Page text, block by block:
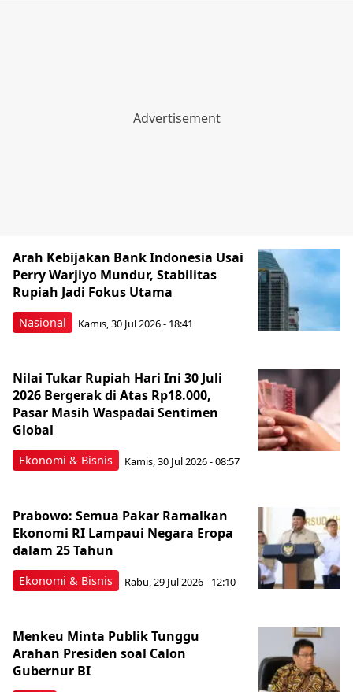
Nasional
Arah Kebijakan Bank Indonesia Usai
Perry Warjiyo Mundur, Stabilitas
Rupiah Jadi Fokus Utama
Kamis, 30 Jul 2026 - 18:41
Ekonomi & Bisnis
Nilai Tukar Rupiah Hari Ini 30 Juli
2026 Bergerak di Atas Rp18.000,
Pasar Masih Waspadai Sentimen
Global
Kamis, 30 Jul 2026 - 08:57
Ekonomi & Bisnis
Prabowo: Semua Pakar Ramalkan
Ekonomi RI Lampaui Negara Eropa
dalam 25 Tahun
Rabu, 29 Jul 2026 - 12:10
Menkeu Minta Publik Tunggu
Arahan Presiden soal Calon
Gubernur BI